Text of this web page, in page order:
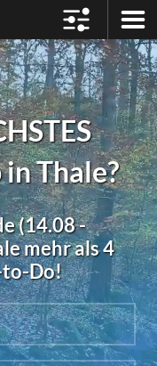
Thale?
(14.08 -
mehr als 4
to-Do!